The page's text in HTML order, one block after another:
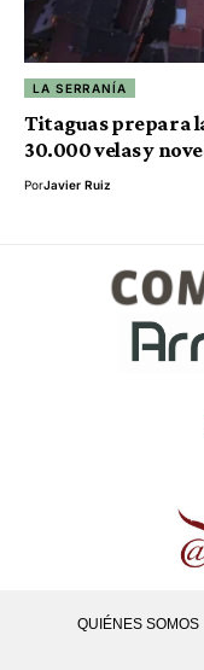
LA SERRANÍA
Titaguas prepara
30.000 velas y
PorJavier Ruiz
QUIÉNES SOMOS